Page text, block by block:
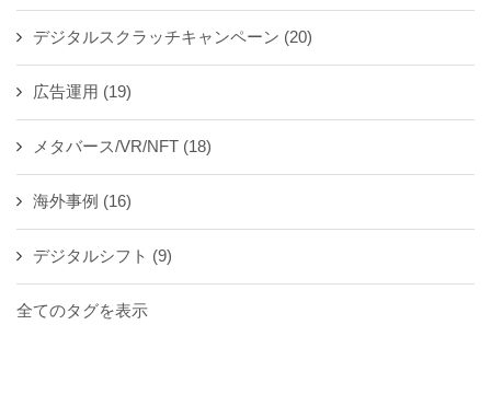
デジタルスクラッチキャンペーン (20)
広告運用 (19)
メタバース/VR/NFT (18)
海外事例 (16)
デジタルシフト (9)
全てのタグを表示